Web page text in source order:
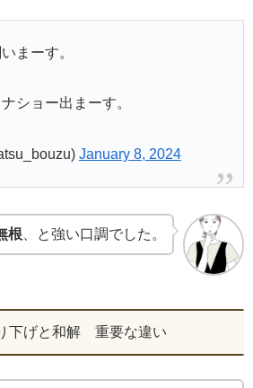
まーす。
ショー出まーす。
January 8, 2024
根、と強い口調でした。
下げと和解 重要な違い